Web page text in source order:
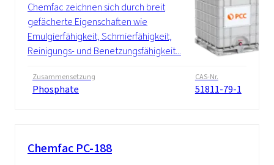
Chemfac zeichnen sich durch breit
gefächerte Eigenschaften wie
Emulgierfähigkeit, Schmierfähigkeit,
Reinigungs- und Benetzungsfähigkeit...
Zusammensetzung
Phosphate
CAS-Nr.
51811-79-1
Chemfac PC-188